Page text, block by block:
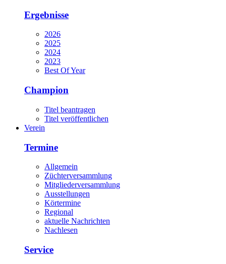
Ergebnisse
2026
2025
2024
2023
Best Of Year
Champion
Titel beantragen
Titel veröffentlichen
Verein
Termine
Allgemein
Züchterversammlung
Mitgliederversammlung
Ausstellungen
Körtermine
Regional
aktuelle Nachrichten
Nachlesen
Service